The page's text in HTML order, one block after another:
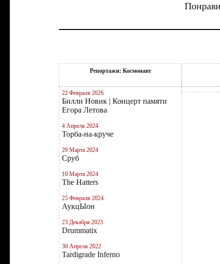
Репортажи: Космонавт
22 Февраля 2026
Билли Новик | Концерт памяти
Егора Летова
4 Апреля 2024
Торба-на-круче
29 Марта 2024
Сруб
10 Марта 2024
The Hatters
25 Февраля 2024
АукцЫон
23 Декабря 2023
Drummatix
30 Апреля 2022
Tardigrade Inferno